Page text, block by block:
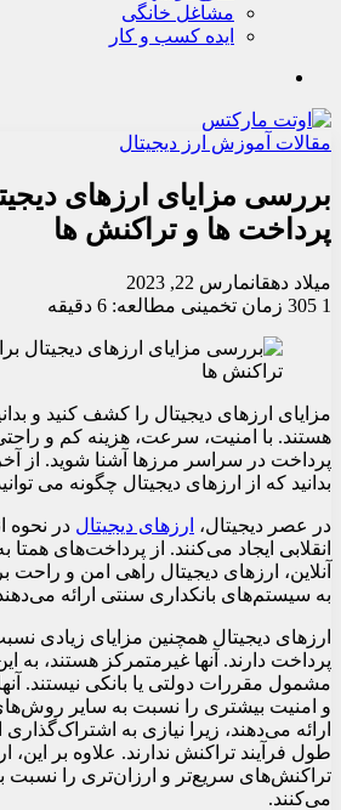
مشاغل خانگی
ایده کسب و کار
مقالات آموزش ارز دیجیتال
بررسی مزایای ارزهای
پرداخت ها و تراکنش ها
میلاد دهقانمارس 22, 2023
1
زمان تخمینی مطالعه: 6 دقیقه
مزایای ارزهای دیجیتال را کشف کنید و
هستند. با امنیت، سرعت، هزینه کم و
پرداخت در سراسر مرزها آشنا شوید. از
بدانید که از ارزهای دیجیتال چگونه می
در عصر دیجیتال، ارزهای دیجیتال در نحوه
انقلابی ایجاد می‌کنند. از پرداخت‌های همتا
آنلاین، ارزهای دیجیتال راهی امن و راحت
به سیستم‌های بانکداری سنتی ارائه
ارزهای دیجیتال همچنین مزایای زیادی
پرداخت دارند. آنها غیرمتمرکز هستند، به
مشمول مقررات دولتی یا بانکی نیستند.
و امنیت بیشتری را نسبت به سایر
ارائه می‌دهند، زیرا نیازی به
طول فرآیند تراکنش ندارند. علاوه بر این،
تراکنش‌های سریع‌تر و ارزان‌تری را
می‌کنند.